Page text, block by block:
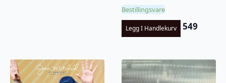
Bestillingsvare
Legg I Handlekurv 549